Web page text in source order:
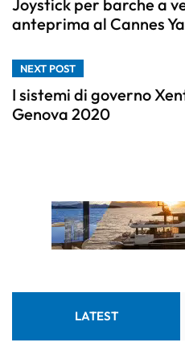
Joystick per barche a
anteprima al Cannes
NEXT POST
I sistemi di governo
Genova 2020
LATEST